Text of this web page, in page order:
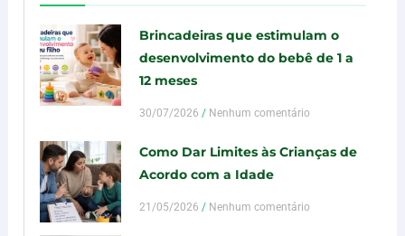
Brincadeiras que estimulam o
desenvolvimento do bebê de 1 a
12 meses
30/07/2026 Nenhum comentário
Como Dar Limites às Crianças de
Acordo com a Idade
21/05/2026 Nenhum comentário